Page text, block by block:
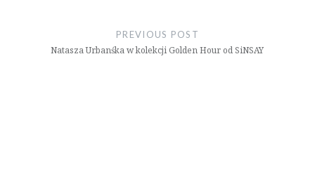
PREVIOUS POST
Natasza Urbanśka w kolekcji Golden Hour od SiNSAY